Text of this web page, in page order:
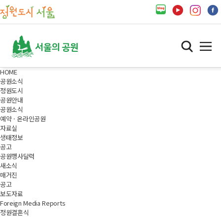
HOME
공원소식
정원도시
공원안내
공원소식
예약 · 온라인공원
자료실
생태정보
공고
공원행사달력
새소식
매거진
공고
보도자료
Foreign Media Reports
정원결혼식